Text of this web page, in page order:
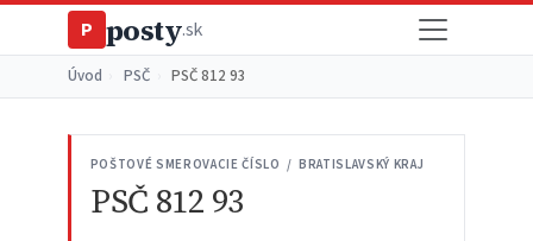
P posty.sk
Úvod PSČ PSČ 812 93
POŠTOVÉ SMEROVACIE ČÍSLO / BRATISLAVSKÝ KRAJ
PSČ 812 93